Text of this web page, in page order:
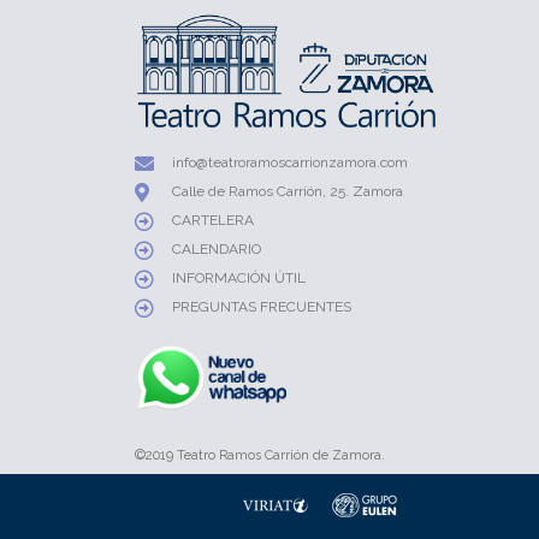
info@teatroramoscarrionzamora.com
Calle de Ramos Carrión, 25. Zamora
CARTELERA
CALENDARIO
INFORMACIÓN ÚTIL
PREGUNTAS FRECUENTES
©2019 Teatro Ramos Carrión de Zamora.